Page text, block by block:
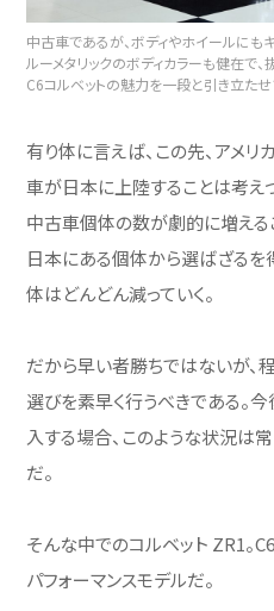
中古車であるが、ボディやホイールにも
ルーメタリックのボディカラーも健在で
C6コルベットの魅力を一段と引き立たせ
有り体に言えば、この先、アメ
車が日本に上陸することは考え
中古車個体の数が劇的に増える
日本にある個体から選ばざるを
体はどんどん減っていく。
だから早い者勝ちではないが、
選びを素早く行うべきである。
入する場合、このような状況は
だ。
そんな中でのコルベット ZR1。
パフォーマンスモデルだ。